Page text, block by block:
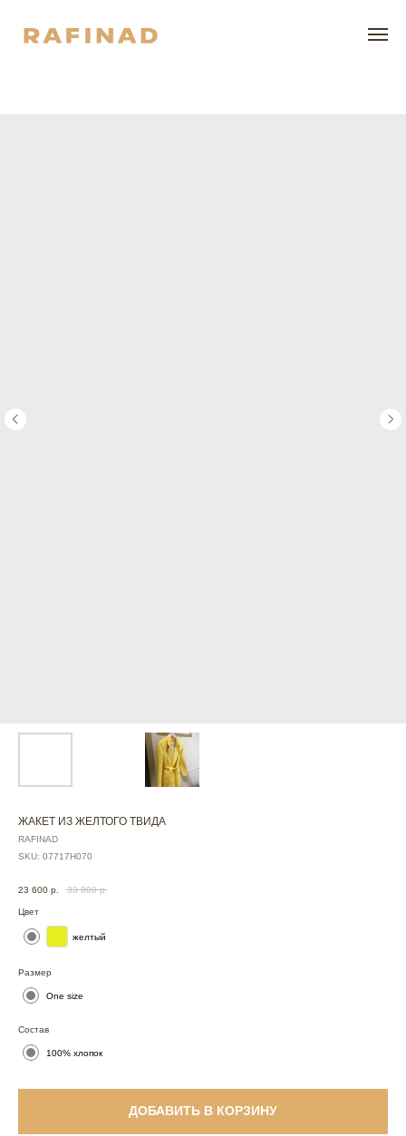
ЖАКЕТ ИЗ ЖЕЛТОГО ТВИДА
RAFINAD
SKU: 07717Н070
23 600 р. 33 800 р.
Цвет
желтый
Размер
One size
Состав
100% хлопок
ДОБАВИТЬ В КОРЗИНУ